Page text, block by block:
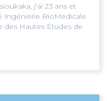
j'ai 23 ans et
Ingénierie BioMédicale
des Hautes Études de